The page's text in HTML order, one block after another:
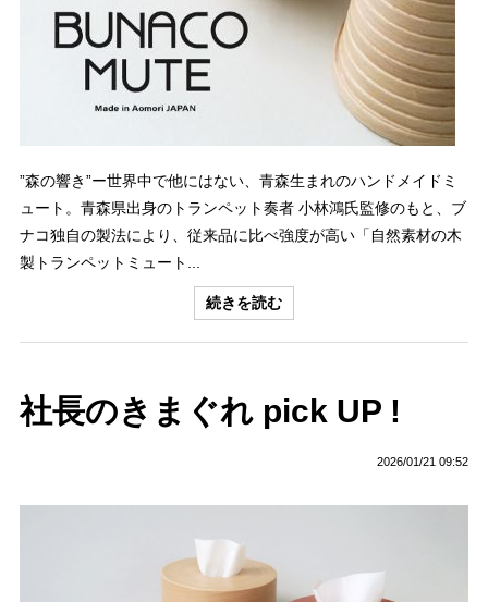
”森の響き”ー世界中で他にはない、青森生まれのハンドメイドミ
ュート。青森県出身のトランペット奏者 小林鴻氏監修のもと、ブ
ナコ独自の製法により、従来品に比べ強度が高い「自然素材の木
製トランペットミュート...
続きを読む
社長のきまぐれ pick UP !
2026/01/21 09:52